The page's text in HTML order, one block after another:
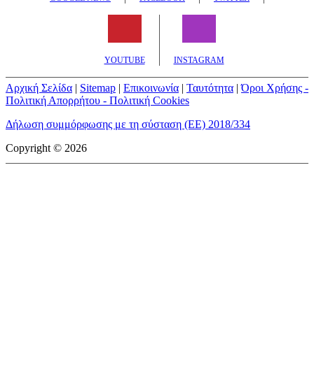
YOUTUBE INSTAGRAM
Αρχική Σελίδα | Sitemap | Επικοινωνία | Ταυτότητα |Όροι Χρήσης -
Πολιτική Απορρήτου - Πολιτική Cookies
Δήλωση συμμόρφωσης με τη σύσταση (ΕΕ) 2018/334
Copyright © 2026